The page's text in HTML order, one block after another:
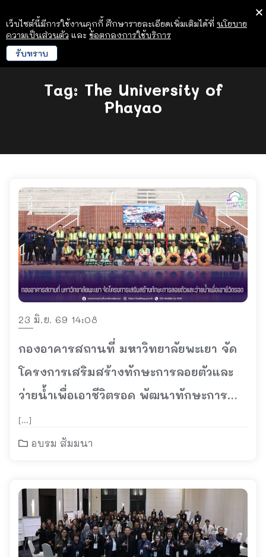
Tag: The University of
Phayao
23 มิ.ย. 69 14:08
กองอาคารสถานที่ มหาวิทยาลัยพะเยา จัด
โครงการเสริมสร้างทักษะการลอยตัวและ
ว่ายน้ำเพื่อเอาชีวิตรอด พัฒนาทักษะการ
ช่วยชีวิตและป้องกันการจมน้ำ
[…]
อบรม สัมมนา
เว็บไซต์นี้มีการใช้งานคุกกี้ ศึกษารายละเอียดเพิ่มเติมได้ที่ นโยบาย
ความเป็นส่วนตัว และ ข้อตกลงการใช้บริการ
รับทราบ